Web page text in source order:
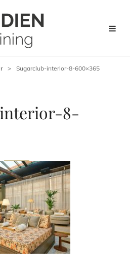
> Sugarclub-interior-8-600×365
8-